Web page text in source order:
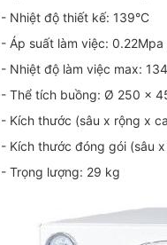
- Nhiệt độ thiết kế: 139°C
- Áp suất làm việc: 0.22Mpa
- Nhiệt độ làm việc max:
- Thể tích buồng: Ø 250 x
- Kích thước (sâu x rộng x
- Kích thước đóng gói (sâu
- Trọng lượng: 29 kg